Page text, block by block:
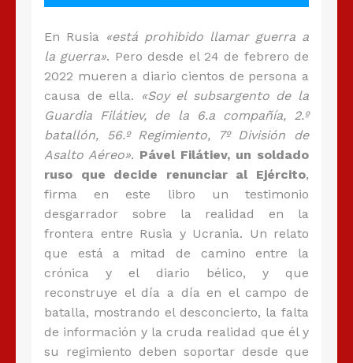
En Rusia «está prohibido llamar guerra a
la guerra». Pero desde el 24 de febrero de
2022 mueren a diario cientos de persona a
causa de ella.
«Soy el subsargento de la
Guardia Filátiev, de la 6.a compañía, 2.º
batallón, 56.º Regimiento, 7º División de
Asalto Aéreo». Pável Filátiev, un soldado
ruso que decide renunciar al Ejército,
firma en este libro un testimonio
desgarrador sobre la realidad en la
frontera entre Rusia y Ucrania. Un relato
que está a mitad de camino entre la
crónica y el diario bélico, y que
reconstruye el día a día en el campo de
batalla, mostrando el desconcierto, la falta
de información y la cruda realidad que él y
su regimiento deben soportar desde que